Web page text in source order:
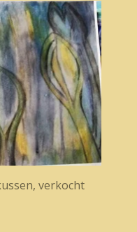
verkocht